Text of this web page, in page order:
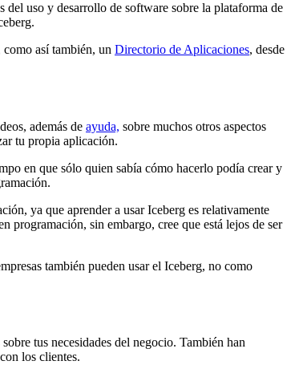
uso y desarrollo de software sobre la plataforma de
como así también, un Directorio de Aplicaciones, desde
además de ayuda, sobre muchos otros aspectos
tu propia aplicación.
en que sólo quien sabía cómo hacerlo podía crear y
ya que aprender a usar Iceberg es relativamente
programación, sin embargo, cree que está lejos de ser
también pueden usar el Iceberg, no como
tus necesidades del negocio. También han
los clientes.